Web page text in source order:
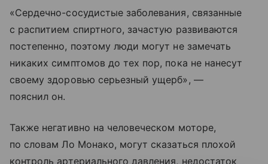
«Сердечно-сосудистые заболевания, связанные
с распитием спиртного, зачастую развиваются
постепенно, поэтому люди могут не замечать
никаких симптомов до тех пор, пока не нанесут
своему здоровью серьезный ущерб», —
пояснил он.
Также негативно на человеческом моторе,
по словам Ло Монако, могут сказаться плохой
контроль артериального давления, недостаток